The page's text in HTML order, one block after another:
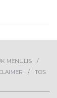
MENULIS
TOS